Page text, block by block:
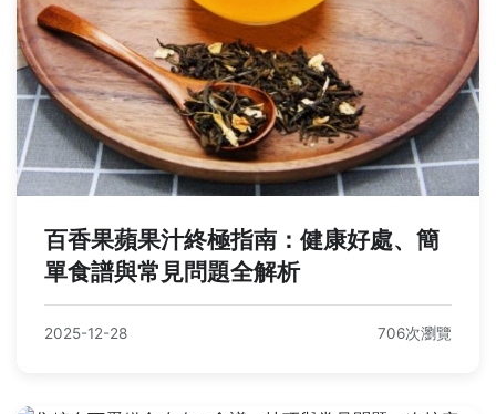
百香果蘋果汁終極指南：健康好處、簡
單食譜與常見問題全解析
2025-12-28 706次瀏覽